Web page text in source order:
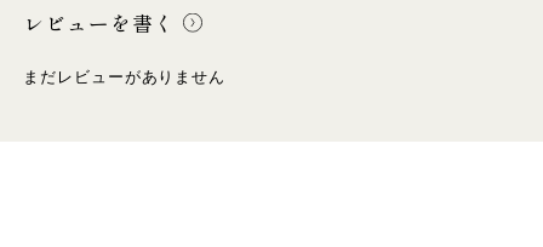
レビューを書く
まだレビューがありません